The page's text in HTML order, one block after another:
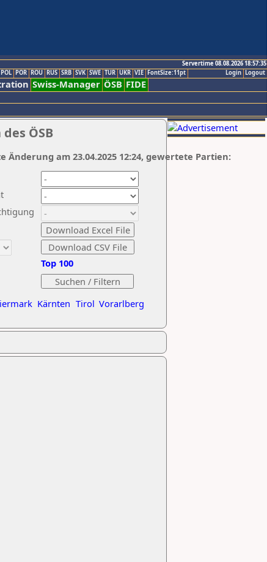
Servertime 08.08.2026 18:57:35
Logout
Login
POL POR ROU RUS SRB SVK SWE TUR UKR VIE FontSize:11pt
Swiss-Manager ÖSB FIDE
ÖSB
Kärnten Tirol Vorarlberg
Top 100
Änderung am 23.04.2025 12:24, gewertete Partien: